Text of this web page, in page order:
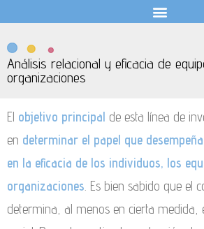
Análisis relacional y eficacia de
organizaciones
El objetivo principal de esta línea de
en determinar el papel que
en la eficacia de los individuos, los
organizaciones . Es bien sabido que el
determina, al menos en cierta medida,